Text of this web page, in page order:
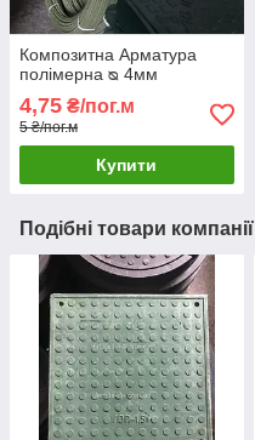
Композитна Арматура
полімерна ᴓ 4мм
4,75 ₴/пог.м
5 ₴/пог.м
Купити
Подібні товари компанії